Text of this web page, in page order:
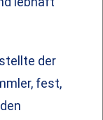
der
fest,